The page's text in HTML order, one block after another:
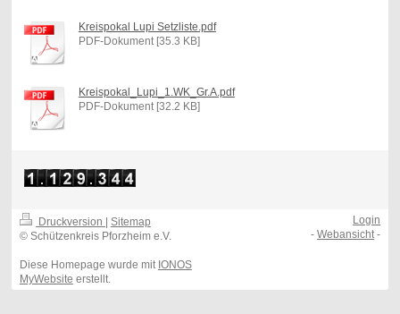
Kreispokal Lupi Setzliste.pdf
PDF-Dokument [35.3 KB]
Kreispokal_Lupi_1.WK_Gr.A.pdf
PDF-Dokument [32.2 KB]
Druckversion
Sitemap
© Schützenkreis Pforzheim e.V.
Diese Homepage wurde mit IONOS
MyWebsite erstellt.
Login
-Webansicht-